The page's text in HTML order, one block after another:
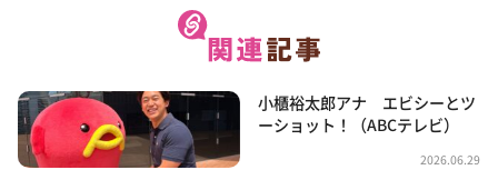
小櫃裕太郎アナ エビシーとツ
ーショット！（ABCテレビ）
2026.06.29